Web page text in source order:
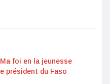
foi en la jeunesse
président du Faso